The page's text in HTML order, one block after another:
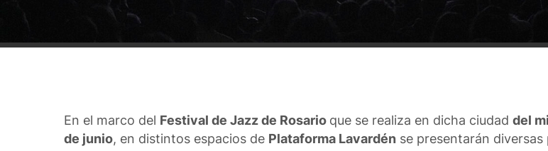
En el marco del Festival de Jazz de Rosario que se realiza en dicha ciudad del
de junio, en distintos espacios de Plataforma Lavardén se presentarán